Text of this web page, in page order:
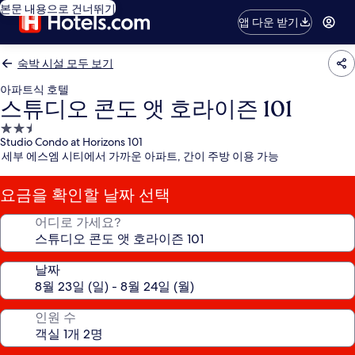
본문 내용으로 건너뛰기
앱 다운 받기
숙박 시설 모두 보기
아파트식 호텔
스튜디오 콘도 앳 호라이즌 101
2.5
성
급
숙
박
시
Studio Condo at Horizons 101
세부 에스엠 시티에서 가까운 아파트, 간이 주방 이용 가능
요금을 확인할 날짜 선택
어디로 가세요?
날짜
인원 수